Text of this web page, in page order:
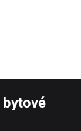
bytové